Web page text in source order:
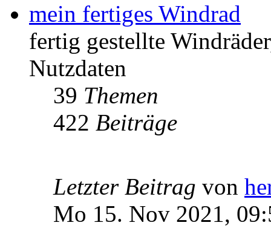
mein fertiges Windrad
fertig gestellte
Nutzdaten
39 Themen
422 Beiträge
Letzter Beitrag von
Mo 15. Nov 2021,